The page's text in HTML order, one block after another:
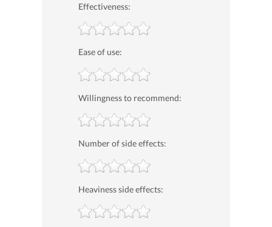
Effectiveness:
Ease of use:
Willingness to recommend:
Number of side effects:
Heaviness side effects: